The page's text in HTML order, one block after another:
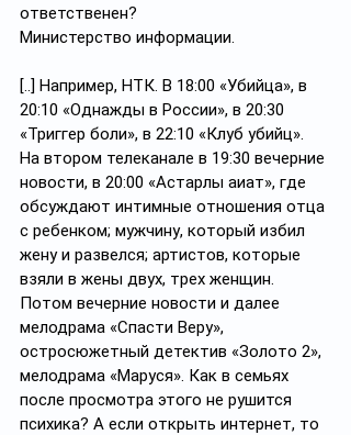
ответственен?
Министерство информации.
[..] Например, НТК. В 18:00 «Убийца», в
20:10 «Однажды в России», в 20:30
«Триггер боли», в 22:10 «Клуб убийц».
На втором телеканале в 19:30 вечерние
новости, в 20:00 «Астарлы ақиқат», где
обсуждают интимные отношения отца
с ребенком; мужчину, который избил
жену и развелся; артистов, которые
взяли в жены двух, трех женщин.
Потом вечерние новости и далее
мелодрама «Спасти Веру»,
остросюжетный детектив «Золото 2»,
мелодрама «Маруся». Как в семьях
после просмотра этого не рушится
психика? А если открыть интернет, то